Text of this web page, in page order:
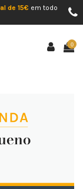
de 15€ em todo
0